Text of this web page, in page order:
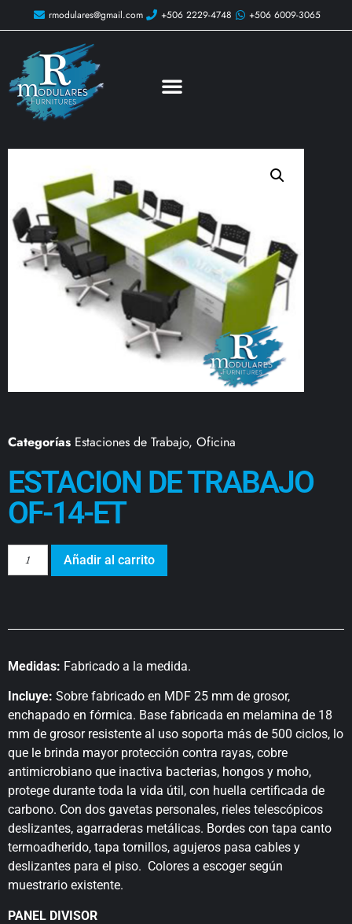
rmodulares@gmail.com +506 2229-4748 +506 6009-3065
Categorías Estaciones de Trabajo, Oficina
ESTACION DE TRABAJO
OF-14-ET
Añadir al carrito
Medidas: Fabricado a la medida.
Incluye: Sobre fabricado en MDF 25 mm de grosor,
enchapado en fórmica. Base fabricada en melamina de 18
mm de grosor resistente al uso soporta más de 500 ciclos, lo
que le brinda mayor protección contra rayas, cobre
antimicrobiano que inactiva bacterias, hongos y moho,
protege durante toda la vida útil, con huella certificada de
carbono. Con dos gavetas personales, rieles telescópicos
deslizantes, agarraderas metálicas. Bordes con tapa canto
termoadherido, tapa tornillos, agujeros pasa cables y
deslizantes para el piso. Colores a escoger según
muestrario existente.
PANEL DIVISOR